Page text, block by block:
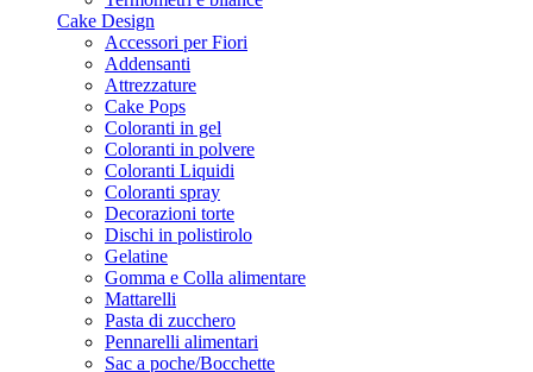
Cake Design
Accessori per Fiori
Addensanti
Attrezzature
Cake Pops
Coloranti in gel
Coloranti in polvere
Coloranti Liquidi
Coloranti spray
Decorazioni torte
Dischi in polistirolo
Gelatine
Gomma e Colla alimentare
Mattarelli
Pasta di zucchero
Pennarelli alimentari
Sac a poche/Bocchette